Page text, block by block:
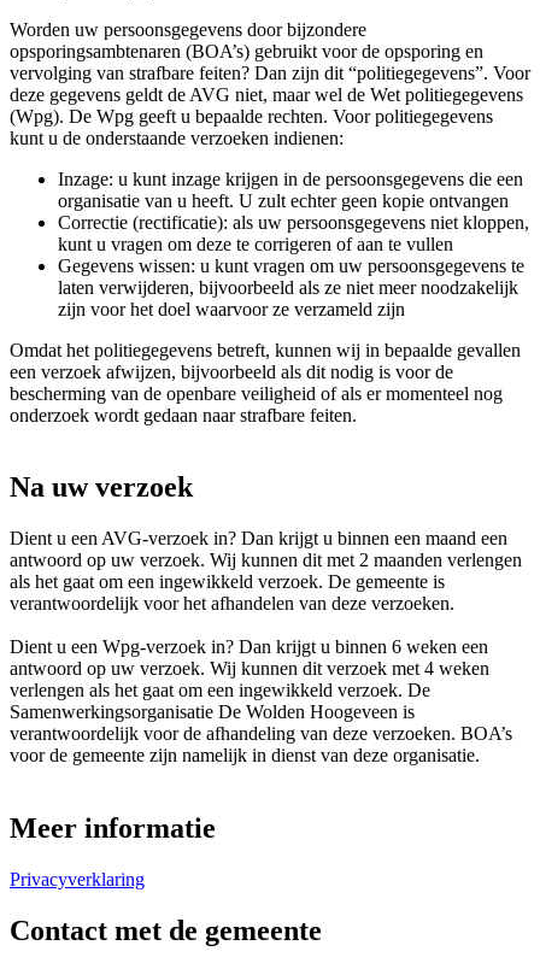
Worden uw persoonsgegevens door bijzondere
opsporingsambtenaren (BOA’s) gebruikt voor de opsporing en
vervolging van strafbare feiten? Dan zijn dit “politiegegevens”. Voor
deze gegevens geldt de AVG niet, maar wel de Wet politiegegevens
(Wpg). De Wpg geeft u bepaalde rechten. Voor politiegegevens
kunt u de onderstaande verzoeken indienen:
Inzage: u kunt inzage krijgen in de persoonsgegevens die een
organisatie van u heeft. U zult echter geen kopie ontvangen
Correctie (rectificatie): als uw persoonsgegevens niet kloppen,
kunt u vragen om deze te corrigeren of aan te vullen
Gegevens wissen: u kunt vragen om uw persoonsgegevens te
laten verwijderen, bijvoorbeeld als ze niet meer noodzakelijk
zijn voor het doel waarvoor ze verzameld zijn
Omdat het politiegegevens betreft, kunnen wij in bepaalde gevallen
een verzoek afwijzen, bijvoorbeeld als dit nodig is voor de
bescherming van de openbare veiligheid of als er momenteel nog
onderzoek wordt gedaan naar strafbare feiten.
Na uw verzoek
Dient u een AVG-verzoek in? Dan krijgt u binnen een maand een
antwoord op uw verzoek. Wij kunnen dit met 2 maanden verlengen
als het gaat om een ingewikkeld verzoek. De gemeente is
verantwoordelijk voor het afhandelen van deze verzoeken.
Dient u een Wpg-verzoek in? Dan krijgt u binnen 6 weken een
antwoord op uw verzoek. Wij kunnen dit verzoek met 4 weken
verlengen als het gaat om een ingewikkeld verzoek. De
Samenwerkingsorganisatie De Wolden Hoogeveen is
verantwoordelijk voor de afhandeling van deze verzoeken. BOA’s
voor de gemeente zijn namelijk in dienst van deze organisatie.
Meer informatie
Privacyverklaring
Contact met de gemeente